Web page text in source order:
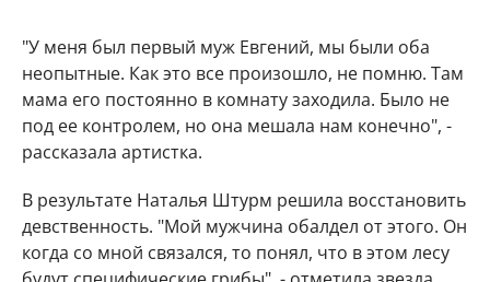
"У меня был первый муж Евгений, мы были оба
неопытные. Как это все произошло, не помню. Там
мама его постоянно в комнату заходила. Было не
под ее контролем, но она мешала нам конечно", -
рассказала артистка.
В результате Наталья Штурм решила восстановить
девственность. "Мой мужчина обалдел от этого. Он
когда со мной связался, то понял, что в этом лесу